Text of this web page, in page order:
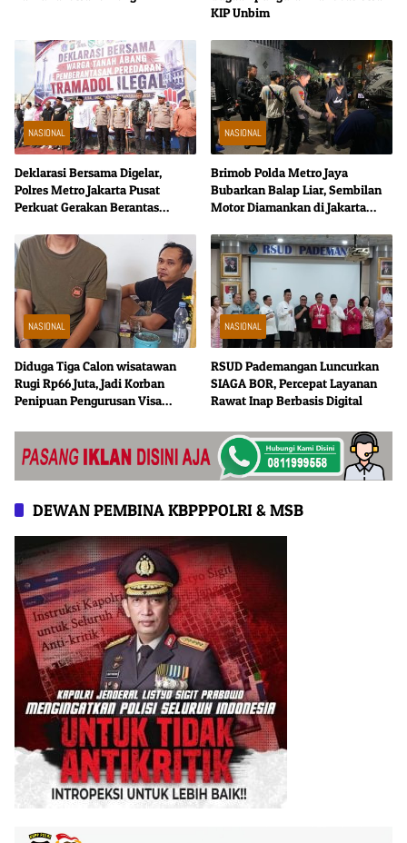
KIP Unbim
NASIONAL
Deklarasi Bersama Digelar,
Polres Metro Jakarta Pusat
Perkuat Gerakan Berantas
NASIONAL
Brimob Polda Metro Jaya
Bubarkan Balap Liar, Sembilan
Motor Diamankan di Jakarta
NASIONAL
Diduga Tiga Calon wisatawan
Rugi Rp66 Juta, Jadi Korban
Penipuan Pengurusan Visa
NASIONAL
RSUD Pademangan Luncurkan
SIAGA BOR, Percepat Layanan
Rawat Inap Berbasis Digital
DEWAN PEMBINA KBPPPOLRI & MSB